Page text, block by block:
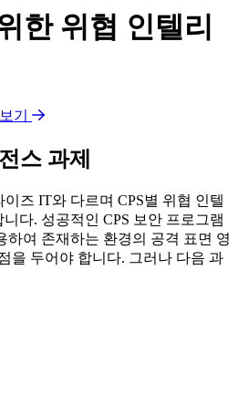
한 위협 인텔리
기
스 과제
즈 IT와 다르며 CPS별 위협 인텔
다. 성공적인 CPS 보안 프로그램
하여 존재하는 환경의 공격 표면 영
을 두어야 합니다. 그러나 다음 과